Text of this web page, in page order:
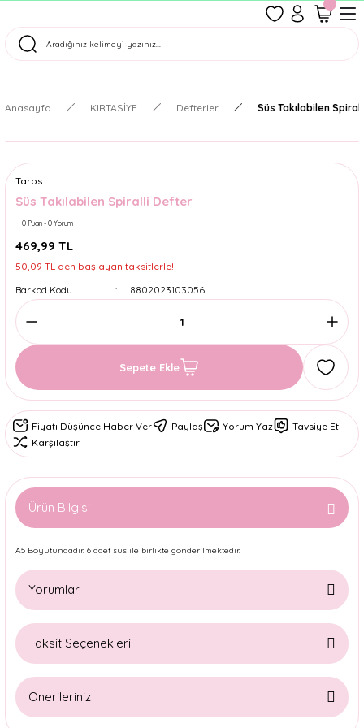
Tüm Siparişler Aynı Gün Kargoda!
Anasayfa KIRTASİYE Defterler Süs Takılabilen
Taros
Süs Takılabilen Spiralli Defter
0 Puan - 0 Yorum
469,99 TL
50,09 TL den başlayan taksitlerle!
Barkod Kodu
8802023103056
Sepete Ekle
Fiyatı Düşünce Haber Ver Paylaş Yorum Yaz
Tavsiye Et
Karşılaştır
Ürün Bilgisi
A5 Boyutundadır. 6 adet süs ile birlikte gönderilmektedir.
Yorumlar
Taksit Seçenekleri
Önerileriniz